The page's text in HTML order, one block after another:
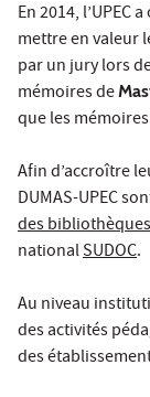
En 2014, l’UPEC
mettre en valeur
par un jury lors
mémoires de
que les
Afin d’accroître
DUMAS-UPEC
des bibliothèques
nationalSUDOC.
Au niveau
des activités
des